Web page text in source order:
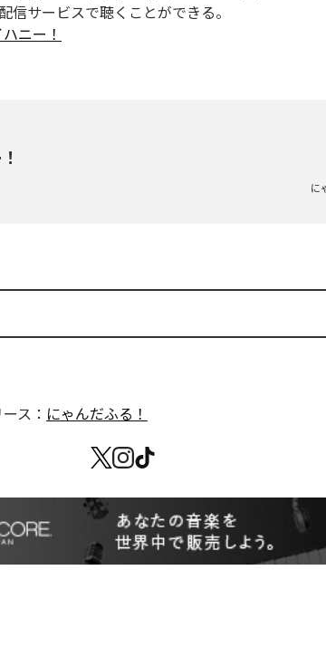
信サービスで聴くことができる。
ニー！
に
ス： にゃんだふる！